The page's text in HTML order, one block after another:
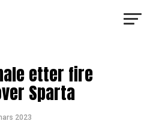
etter fire
Sparta
2023